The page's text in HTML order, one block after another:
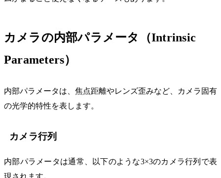
カメラの内部パラメータ（Intrinsic
Parameters）
内部パラメータは、焦点距離やレンズ歪みなど、カメラ固有
の光学的特性を表します。
カメラ行列
内部パラメータは通常、以下のような3×3のカメラ行列で表
現されます。